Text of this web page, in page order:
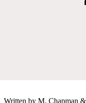
Written by M. Chapman